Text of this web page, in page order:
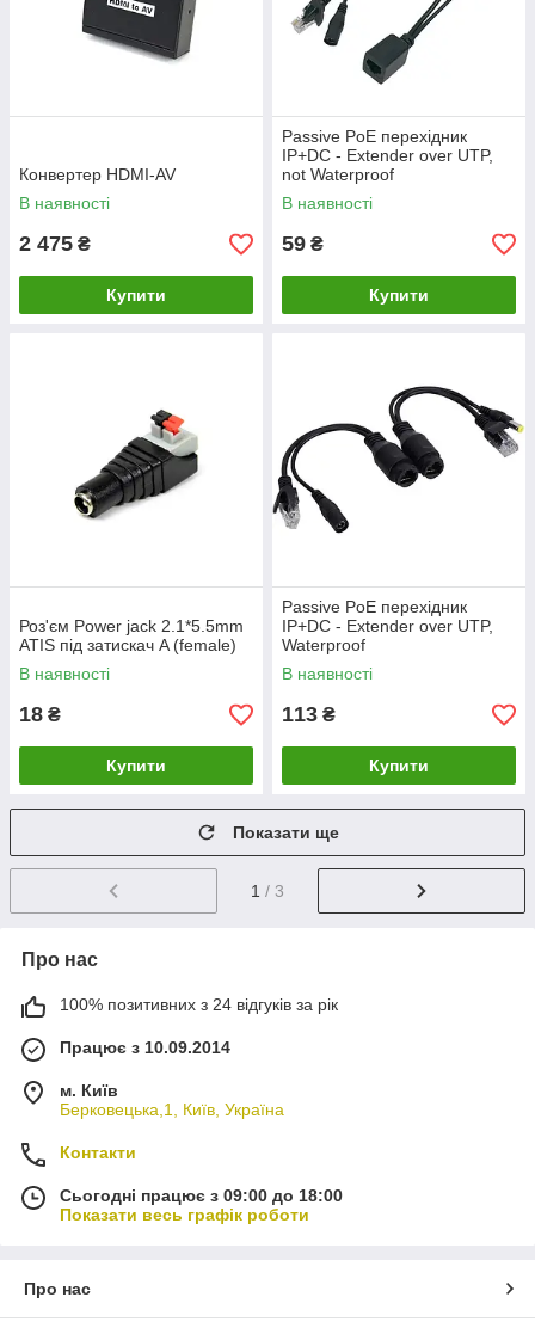
Конвертер HDMI-AV
В наявності
2 475 ₴
Купити
Passive PoE перехідник
IP+DC - Extender over UTP,
not Waterproof
В наявності
59 ₴
Купити
Роз'єм Power jack 2.1*5.5mm
ATIS під затискач A (female)
В наявності
18 ₴
Купити
Passive PoE перехідник
IP+DC - Extender over UTP,
Waterproof
(вологозахищений) Black
В наявності
113 ₴
Купити
Показати ще
1 / 3
Про нас
100% позитивних з 24 відгуків за рік
Працює з 10.09.2014
м. Київ
Берковецька,1, Київ, Україна
Контакти
Сьогодні працює з 09:00 до 18:00
Показати весь графік роботи
Про нас